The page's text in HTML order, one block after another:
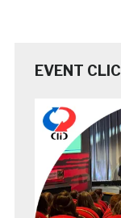
EVENT CLIC